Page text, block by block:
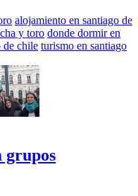
alojamiento en santiago de
y toro donde dormir en
de chile turismo en santiago
grupos